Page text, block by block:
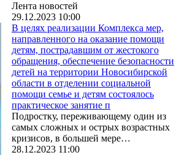
Лента новостей
29.12.2023 10:00
В целях реализации Комплекса мер,
направленного на оказание помощи
детям, пострадавшим от жестокого
обращения, обеспечение безопасности
детей на территории Новосибирской
области в отделении социальной
помощи семье и детям состоялось
практическое занятие п
Подростку, переживающему один из
самых сложных и острых возрастных
кризисов, в большей мере…
28.12.2023 11:00